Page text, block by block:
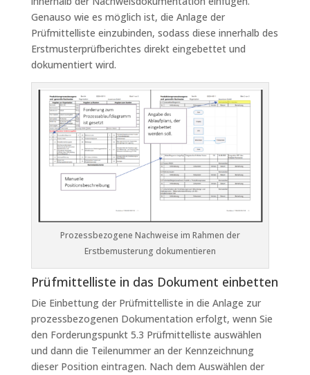
Genauso wie es möglich ist, die Anlage der
Prüfmittelliste einzubinden, sodass diese innerhalb des
Erstmusterprüfberichtes direkt eingebettet und
dokumentiert wird.
Prozessbezogene Nachweise im Rahmen der
Erstbemusterung dokumentieren
Prüfmittelliste in das Dokument einbetten
Die Einbettung der Prüfmittelliste in die Anlage zur
prozessbezogenen Dokumentation erfolgt, wenn Sie
den Forderungspunkt 5.3 Prüfmittelliste auswählen
und dann die Teilenummer an der Kennzeichnung
dieser Position eintragen. Nach dem Auswählen der